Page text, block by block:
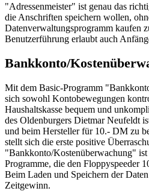
"Adressenmeister" ist genau das
die Anschriften speichern wollen,
Datenverwaltungsprogramm kaufen
Benutzerführung erlaubt auch
Bankkonto/
Mit dem Basic-Programm
sich sowohl Kontobewegungen
Haushaltskasse bequem und
des Oldenburgers Dietmar Neufeldt
und beim Hersteller für 10.- DM zu
stellt sich die erste positive
"Bankkonto/Kostenüberwachung" ist
Programme, die den Floppyspeeder
Beim Laden und Speichern der
Zeitgewinn.